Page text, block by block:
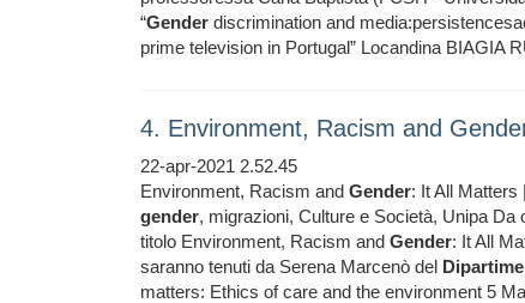
“Gender discrimination and
prime television in Portugal” Locandina BIAGIA
4. Environment, Racism and
22-apr-2021 2.52.45
Environment, Racism and Gender: It All Matters
gender, migrazioni, Culture e Società, Unipa
titolo Environment, Racism and Gender: It All
saranno tenuti da Serena Marcenò del
matters: Ethics of care and the environment 5